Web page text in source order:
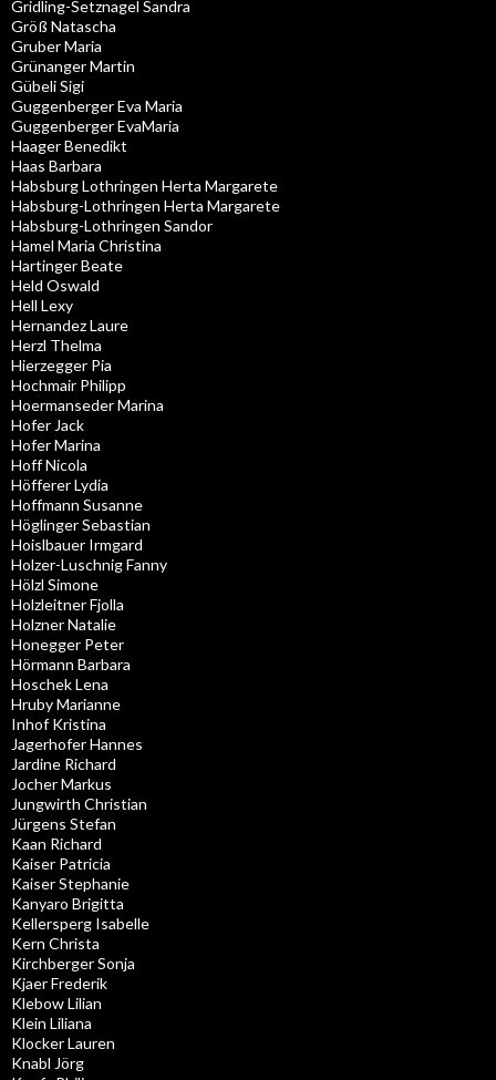
Gridling-Setznagel Sandra
Größ Natascha
Gruber Maria
Grünanger Martin
Gübeli Sigi
Guggenberger Eva Maria
Guggenberger EvaMaria
Haager Benedikt
Haas Barbara
Habsburg Lothringen Herta Margarete
Habsburg-Lothringen Herta Margarete
Habsburg-Lothringen Sandor
Hamel Maria Christina
Hartinger Beate
Held Oswald
Hell Lexy
Hernandez Laure
Herzl Thelma
Hierzegger Pia
Hochmair Philipp
Hoermanseder Marina
Hofer Jack
Hofer Marina
Hoff Nicola
Höfferer Lydia
Hoffmann Susanne
Höglinger Sebastian
Hoislbauer Irmgard
Holzer-Luschnig Fanny
Hölzl Simone
Holzleitner Fjolla
Holzner Natalie
Honegger Peter
Hörmann Barbara
Hoschek Lena
Hruby Marianne
Inhof Kristina
Jagerhofer Hannes
Jardine Richard
Jocher Markus
Jungwirth Christian
Jürgens Stefan
Kaan Richard
Kaiser Patricia
Kaiser Stephanie
Kanyaro Brigitta
Kellersperg Isabelle
Kern Christa
Kirchberger Sonja
Kjaer Frederik
Klebow Lilian
Klein Liliana
Klocker Lauren
Knabl Jörg